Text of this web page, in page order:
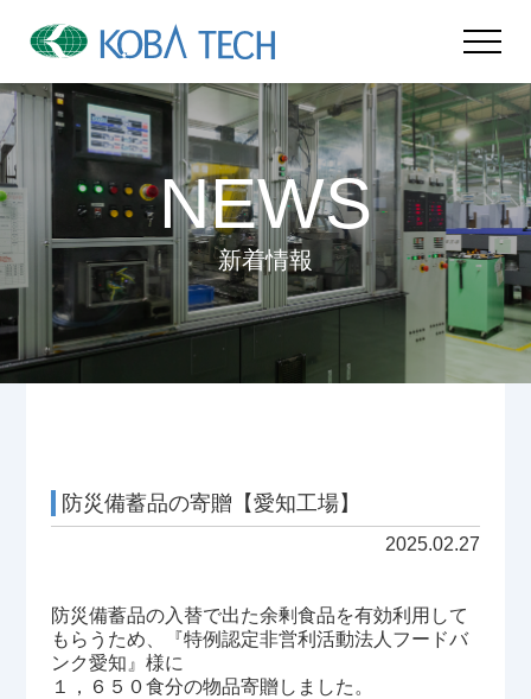
NEWS
新着情報
防災備蓄品の寄贈【愛知工場】
2025.02.27
防災備蓄品の入替で出た余剰食品を有効利用して
もらうため、『特例認定非営利活動法人フードバ
ンク愛知』様に
１，６５０食分の物品寄贈しました。